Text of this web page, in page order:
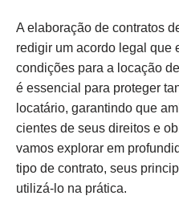
A elaboração de contratos
redigir um acordo legal que
condições para a locação
é essencial para proteger
locatário, garantindo que
cientes de seus direitos e
vamos explorar em
tipo de contrato, seus
utilizá-lo na prática.